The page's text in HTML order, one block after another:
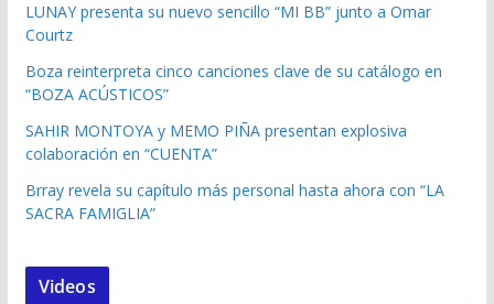
LUNAY presenta su nuevo sencillo “MI BB” junto a Omar
Courtz
Boza reinterpreta cinco canciones clave de su catálogo en
“BOZA ACÚSTICOS”
SAHIR MONTOYA y MEMO PIÑA presentan explosiva
colaboración en “CUENTA”
Brray revela su capítulo más personal hasta ahora con “LA
SACRA FAMIGLIA”
Videos